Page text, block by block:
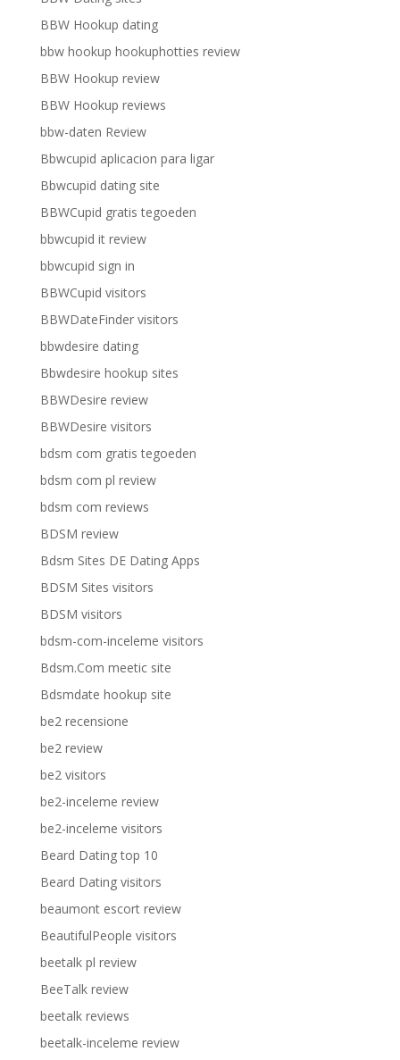
BBW Hookup dating
bbw hookup hookuphotties review
BBW Hookup review
BBW Hookup reviews
bbw-daten Review
Bbwcupid aplicacion para ligar
Bbwcupid dating site
BBWCupid gratis tegoeden
bbwcupid it review
bbwcupid sign in
BBWCupid visitors
BBWDateFinder visitors
bbwdesire dating
Bbwdesire hookup sites
BBWDesire review
BBWDesire visitors
bdsm com gratis tegoeden
bdsm com pl review
bdsm com reviews
BDSM review
Bdsm Sites DE Dating Apps
BDSM Sites visitors
BDSM visitors
bdsm-com-inceleme visitors
Bdsm.Com meetic site
Bdsmdate hookup site
be2 recensione
be2 review
be2 visitors
be2-inceleme review
be2-inceleme visitors
Beard Dating top 10
Beard Dating visitors
beaumont escort review
BeautifulPeople visitors
beetalk pl review
BeeTalk review
beetalk reviews
beetalk-inceleme review